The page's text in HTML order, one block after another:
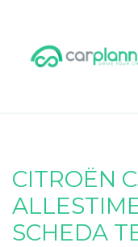
CITROËN
SCHEDA